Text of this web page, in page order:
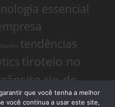
essencial
tendências
tiroteio no
rio de
a nova
que você tenha a melhor
você continua a usar este site,